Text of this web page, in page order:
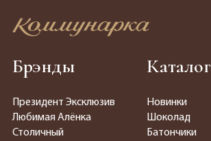
Брэнды
Президент Эксклюзив
Любимая Алёнка
Столичный
Каталог
Новинки
Шоколад
Батончики